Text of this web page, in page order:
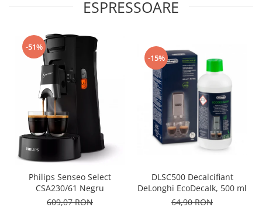
ESPRESSOARE
-51%
Philips Senseo Select
CSA230/61 Negru
609,07 RON
-15%
DLSC500 Decalcifiant
DeLonghi EcoDecalk, 500 ml
64,90 RON